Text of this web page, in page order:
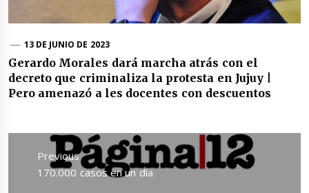
13 DE JUNIO DE 2023
Gerardo Morales dará marcha atrás con el
decreto que criminaliza la protesta en Jujuy |
Pero amenazó a les docentes con descuentos
Navegación
entradas
Previous
Previous
170.000 casos en un día